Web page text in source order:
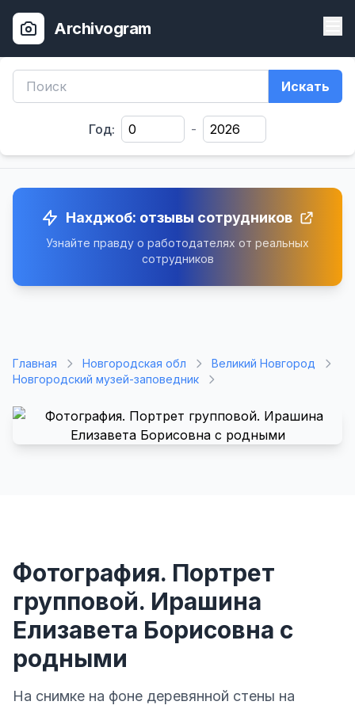
Archivogram
Искать
Год: -
Нахджоб: отзывы сотрудников
Узнайте правду о работодателях от реальных
сотрудников
Главная Новгородская обл
Великий Новгород
Новгородский музей-заповедник
Фотография. Портрет
групповой. Ирашина
Елизавета Борисовна с
родными
На снимке на фоне деревянной стены на